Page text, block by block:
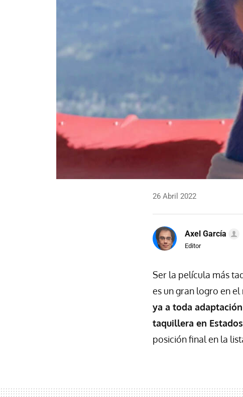
26 Abril 2022
Axel García
Editor
Ser la película más
es un gran logro en
ya a toda
taquillera en
posición final en la